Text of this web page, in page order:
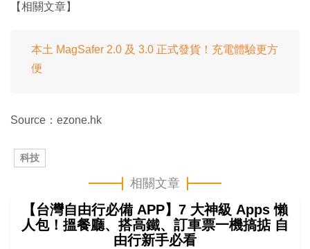
【相關文章】
本土 MagSafer 2.0 及 3.0 正式發貨！充電體驗更方
便
Source：ezone.hk
科技
相關文章
【台灣自由行必備 APP】7 大神級 Apps 懶
人包！搵餐廳、搭高鐵、訂車票一機搞掂 自
由行新手必看